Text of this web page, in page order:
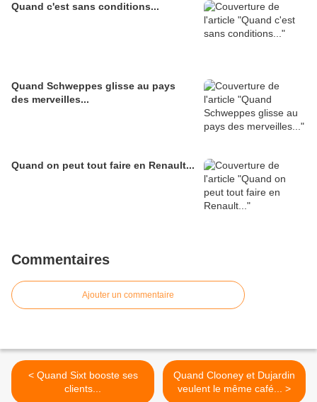
Quand c'est sans conditions...
Quand Schweppes glisse au pays
des merveilles...
Quand on peut tout faire en Renault...
Commentaires
Ajouter un commentaire
< Quand Sixt booste ses
clients...
Quand Clooney et Dujardin
veulent le même café... >